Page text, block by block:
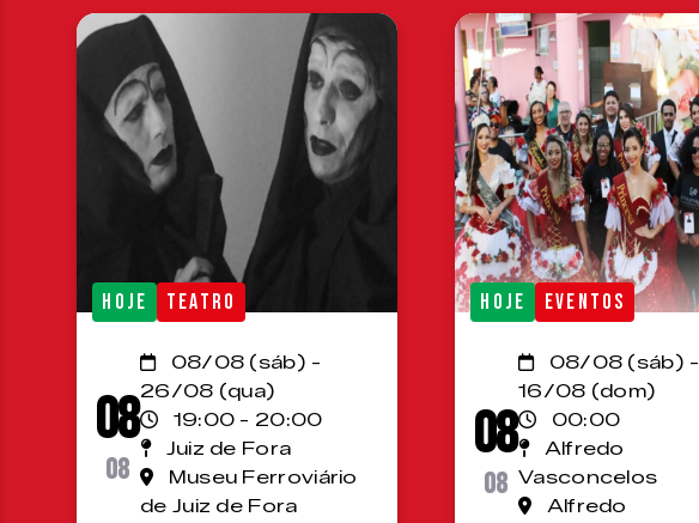
HOJE TEATRO
08
08
08/08 (sáb) -
26/08 (qua)
19:00 - 20:00
Juiz de Fora
Museu Ferroviário
de Juiz de Fora
HOJE EVENTOS
08
08
08/08 (sáb) -
16/08 (dom)
00:00
Alfredo
Vasconcelos
Alfredo